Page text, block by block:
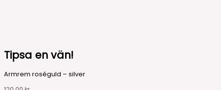
Tipsa en vän!
Armrem roséguld – silver